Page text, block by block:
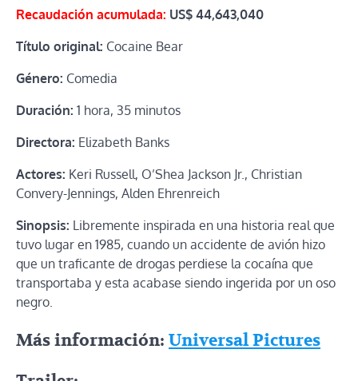
Recaudación acumulada: US$ 44,643,040
Título original: Cocaine Bear
Género: Comedia
Duración: 1 hora, 35 minutos
Directora: Elizabeth Banks
Actores: Keri Russell, O’Shea Jackson Jr., Christian
Convery-Jennings, Alden Ehrenreich
Sinopsis: Libremente inspirada en una historia real que
tuvo lugar en 1985, cuando un accidente de avión hizo
que un traficante de drogas perdiese la cocaína que
transportaba y esta acabase siendo ingerida por un oso
negro.
Más información: Universal Pictures